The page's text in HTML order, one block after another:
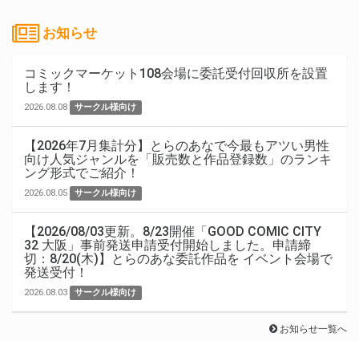
お知らせ
コミックマーケット108会場に委託受付回収所を設置
します！
2026.08.08 サークル様向け
【2026年7月集計分】とらのあなで今最もアツい男性
向け人気ジャンルを「販売数と作品登録数」のランキ
ング形式でご紹介！
2026.08.05 サークル様向け
【2026/08/03更新。8/23開催「GOOD COMIC CITY
32 大阪」事前発送申請受付開始しました。申請締
切：8/20(木)】とらのあな委託作品を イベント会場で
発送受付！
2026.08.03 サークル様向け
お知らせ一覧へ